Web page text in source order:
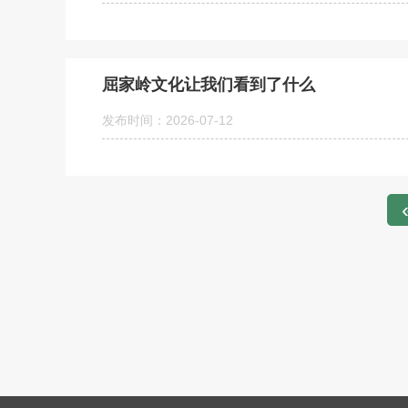
屈家岭文化让我们看到了什么
发布时间：2026-07-12